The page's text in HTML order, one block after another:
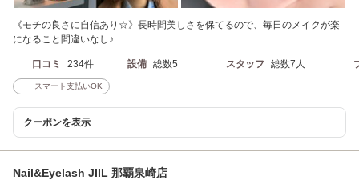
《モチの良さに自信あり☆》長時間美しさを保てるので、毎日のメイクが楽
になること間違いなし♪
口コミ 234件 設備 総数5 スタッフ 総数7人
スマート支払いOK
クーポンを表示
Nail&Eyelash JIIL 那覇泉崎店